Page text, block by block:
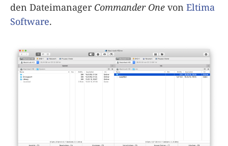
den Dateimanager Commander One von Eltima
Software.